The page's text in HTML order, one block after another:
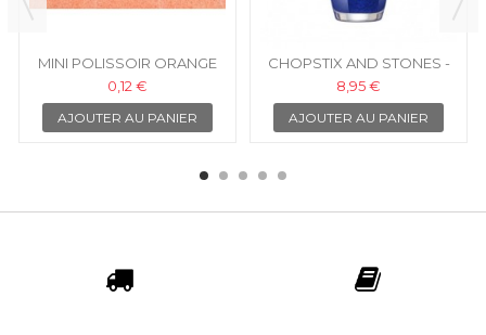
MINI POLISSOIR ORANGE
BLANC 100/120
0,12 €
AJOUTER AU PANIER
CHOPSTIX AND STONES -
OPI VERNIS À ONGLES
8,95 €
AJOUTER AU PANIER